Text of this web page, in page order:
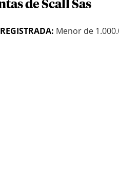
de Scall Sas
Menor de